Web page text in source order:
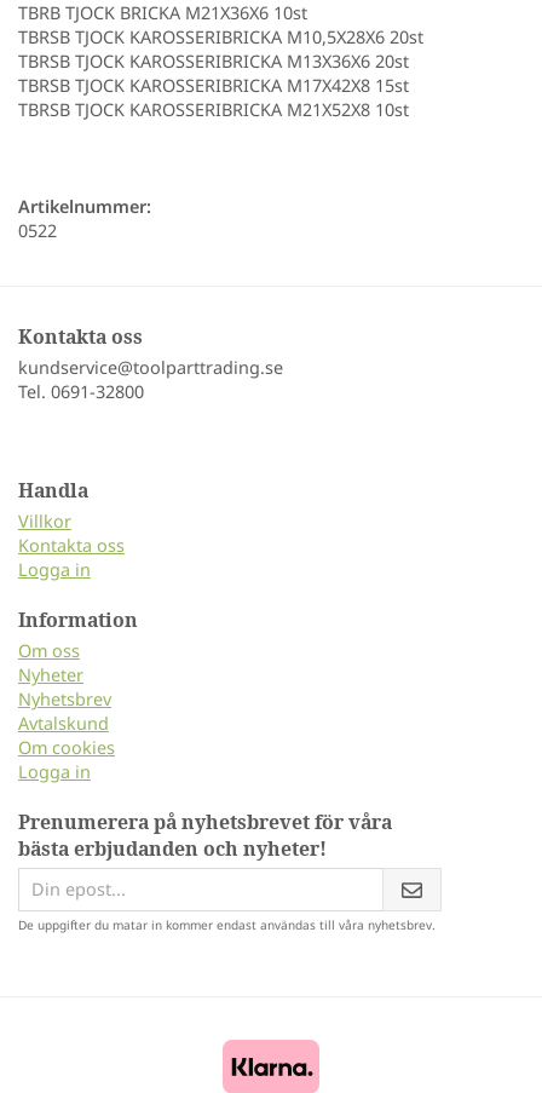
TBRB TJOCK BRICKA M21X36X6 10st
TBRSB TJOCK KAROSSERIBRICKA M10,5X28X6 20st
TBRSB TJOCK KAROSSERIBRICKA M13X36X6 20st
TBRSB TJOCK KAROSSERIBRICKA M17X42X8 15st
TBRSB TJOCK KAROSSERIBRICKA M21X52X8 10st
Artikelnummer:
0522
Kontakta oss
kundservice@toolparttrading.se
Tel. 0691-32800
Handla
Villkor
Kontakta oss
Logga in
Information
Om oss
Nyheter
Nyhetsbrev
Avtalskund
Om cookies
Logga in
Prenumerera på nyhetsbrevet för våra
bästa erbjudanden och nyheter!
De uppgifter du matar in kommer endast användas till våra nyhetsbrev.